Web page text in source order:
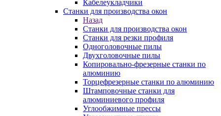
Кабелеукладчики
Станки для производства окон
Назад
Станки для производства окон
Станки для резки профиля
Одноголовочные пилы
Двухголовочные пилы
Копировально-фрезерные станки по
алюминию
Торцефрезерные станки по алюминию
Штамповочные станки для
алюминиевого профиля
Углообжимные прессы